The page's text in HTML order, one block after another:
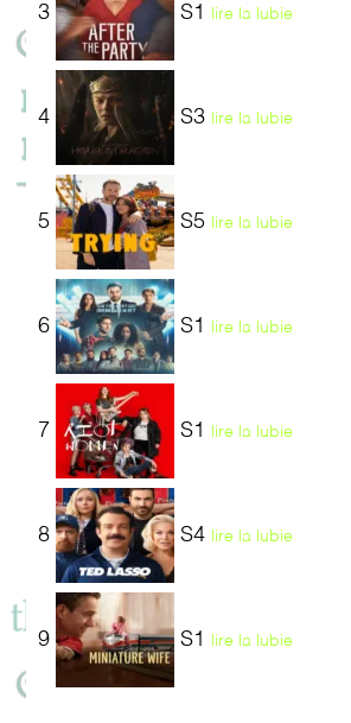
3 S1 lire la lubie
4 S3 lire la lubie
5 S5 lire la lubie
6 S1 lire la lubie
7 S1 lire la lubie
8 S4 lire la lubie
9 S1 lire la lubie